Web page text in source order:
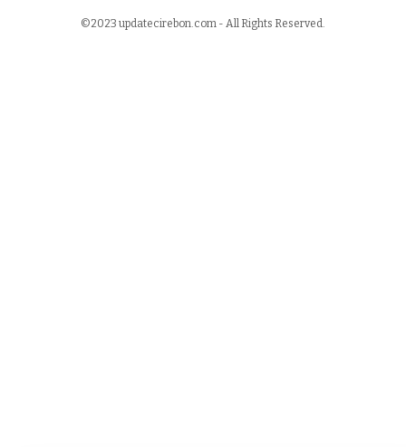
©2023 updatecirebon.com - All Rights Reserved.